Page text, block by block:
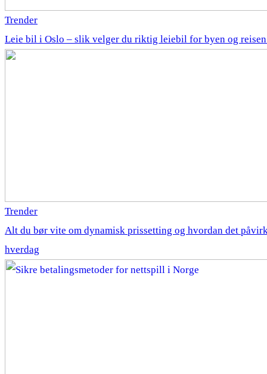
Trender
Leie bil i Oslo – slik velger du riktig leiebil for byen og
Trender
Alt du bør vite om dynamisk prissetting og hvordan det
hverdag